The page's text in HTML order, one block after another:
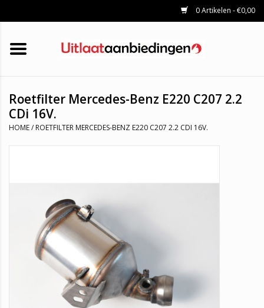
0 Artikelen - €0,00
HOME
KATALYSATOREN
UNIVERSELE UITLAATDELEN
MERKEN
Roetfilter Mercedes-Benz E220 C207 2.2
CDi 16V.
HOME/ ROETFILTER MERCEDES-BENZ E220 C207 2.2 CDI 16V.